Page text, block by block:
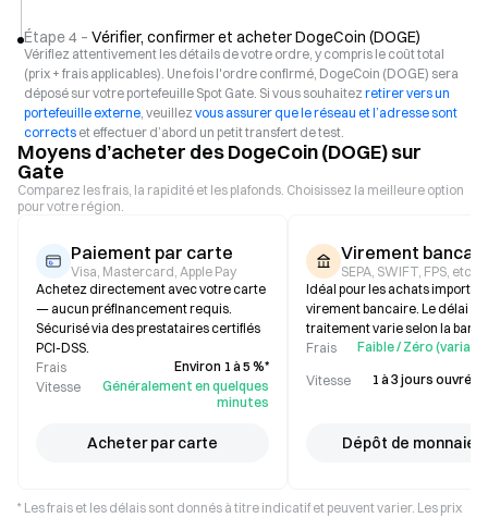
Étape 4 – Vérifier, confirmer et acheter DogeCoin (DOGE)
Vérifiez attentivement les détails de votre ordre, y compris le coût total
(prix + frais applicables). Une fois l'ordre confirmé, DogeCoin (DOGE) sera
déposé sur votre portefeuille Spot Gate. Si vous souhaitezretirer vers un
portefeuille externe, veuillezvous assurer que le réseau et l’adresse sont
corrects et effectuer d’abord un petit transfert de test.
Moyens d’acheter des DogeCoin (DOGE) sur
Gate
Comparez les frais, la rapidité et les plafonds. Choisissez la meilleure option
pour votre région.
Paiement par carte
Visa, Mastercard, Apple Pay
Achetez directement avec votre carte
— aucun préfinancement requis.
Sécurisé via des prestataires certifiés
PCI-DSS.
Frais
Environ 1 à 5 %*
Vitesse
Généralement en quelques
minutes
Acheter par carte
Virement
SEPA, SWIFT, FPS, etc.
Idéal pour les achats
virement bancaire. Le délai de
traitement varie selon la
Frais
Faible / Zéro
Vitesse 1 à 3 jours ouvrés
Dépôt de monnaie
* Les frais et les délais sont donnés à titre indicatif et peuvent varier. Les prix